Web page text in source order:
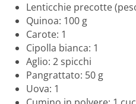
Lenticchie precotte
Quinoa: 100 g
Carote: 1
Cipolla bianca: 1
Aglio: 2 spicchi
Pangrattato: 50 g
Uova: 1